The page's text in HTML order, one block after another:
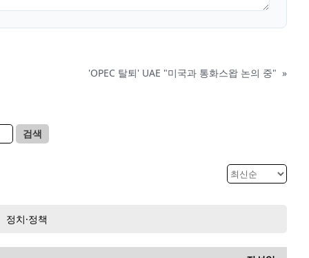
'OPEC 탈퇴' UAE "미국과 통화스왑 논의 중" »
검색
정치·정책